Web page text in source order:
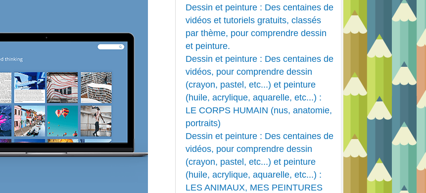
Dessin et peinture : Des centaines de
vidéos et tutoriels gratuits, classés
par thème, pour comprendre dessin
et peinture.
Dessin et peinture : Des centaines de
vidéos, pour comprendre dessin
(crayon, pastel, etc...) et peinture
(huile, acrylique, aquarelle, etc...) :
LE CORPS HUMAIN (nus, anatomie,
portraits)
Dessin et peinture : Des centaines de
vidéos, pour comprendre dessin
(crayon, pastel, etc...) et peinture
(huile, acrylique, aquarelle, etc...) :
LES ANIMAUX, MES PEINTURES